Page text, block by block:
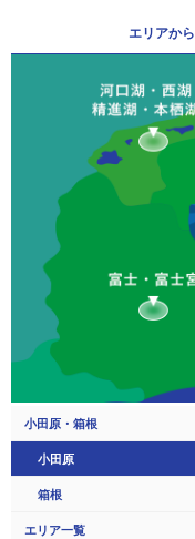
エリアから
小田原・箱根
小田原
箱根
エリア一覧